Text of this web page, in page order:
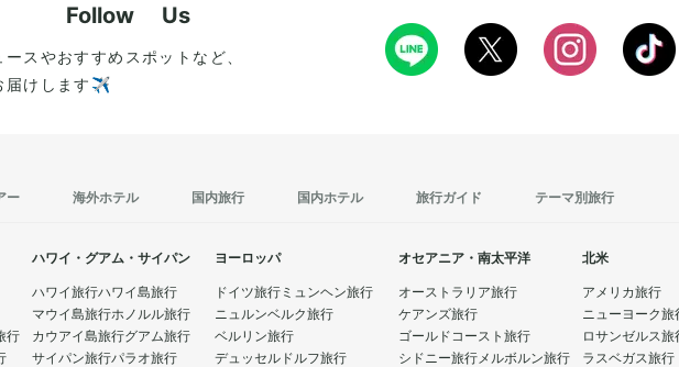
Follow Us
スやおすすめスポットなど、
届けします✈️
ー 海外ホテル 国内旅行 国内ホテル 旅行ガイド テーマ別旅行
行
ハワイ・グアム・サイパン
ハワイ旅行ハワイ島旅行
マウイ島旅行ホノルル旅行
カウアイ島旅行グアム旅行
サイパン旅行パラオ旅行
ヨーロッパ
ドイツ旅行 ミュンヘン旅行
ニュルンベルク旅行
ベルリン旅行
デュッセルドルフ旅行
オセアニア・南太平洋
オーストラリア旅行
ケアンズ旅行
ゴールドコースト旅行
シドニー旅行メルボルン旅行
北米
アメリカ旅行
ニューヨーク旅
ロサンゼルス旅
ラスベガス旅行